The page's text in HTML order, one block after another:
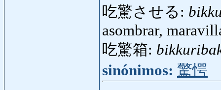
吃驚させる:
asombrar,
吃驚箱:
sinónimos: 驚愕